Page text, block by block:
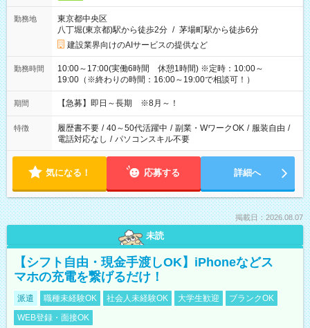
勤務地
東京都中央区
八丁堀(東京都)駅から徒歩2分 / 茅場町駅から徒歩6分
建設業界向けのAIサービスの提供など
勤務時間
10:00～17:00(実働6時間 休憩1時間) ※定時：10:00～
19:00（※終わりの時間：16:00～19:00で相談可！）
期間 【急募】即日～長期 ※8月～！
特徴 履歴書不要 / 40～50代活躍中 / 副業・WワークOK / 服装自由 /
電話対応なし / パソコンスキル不要
気になる！ 応募する 詳細へ
掲載日：2026.08.07
未読
【シフト自由・現金手渡しOK】iPhoneなどス
マホの充電を繋げるだけ！
派遣 職種未経験OK 社会人未経験OK 大学生歓迎
ブランクOK
WEB登録・面接OK